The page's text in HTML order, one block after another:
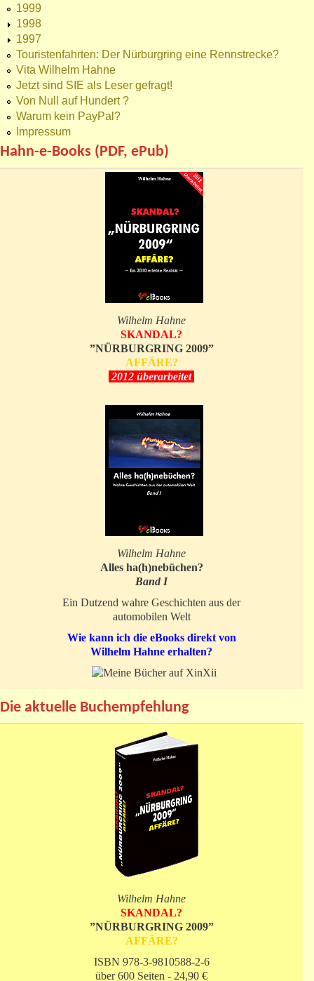
1999
1998
1997
Touristenfahrten: Der Nürburgring eine Rennstrecke?
Vita Wilhelm Hahne
Jetzt sind SIE als Leser gefragt!
Von Null auf Hundert ?
Warum kein PayPal?
Impressum
Hahn-e-Books (PDF, ePub)
Wilhelm Hahne
SKANDAL?
”NÜRBURGRING 2009”
AFFÄRE?
2012 überarbeitet
Wilhelm Hahne
Alles ha(h)nebüchen?
Band I
Ein Dutzend wahre Geschichten aus der
automobilen Welt
Wie kann ich die eBooks direkt von
Wilhelm Hahne erhalten?
Die aktuelle Buchempfehlung
Wilhelm Hahne
SKANDAL?
”NÜRBURGRING 2009”
AFFÄRE?
ISBN 978-3-9810588-2-6
über 600 Seiten - 24,90 €